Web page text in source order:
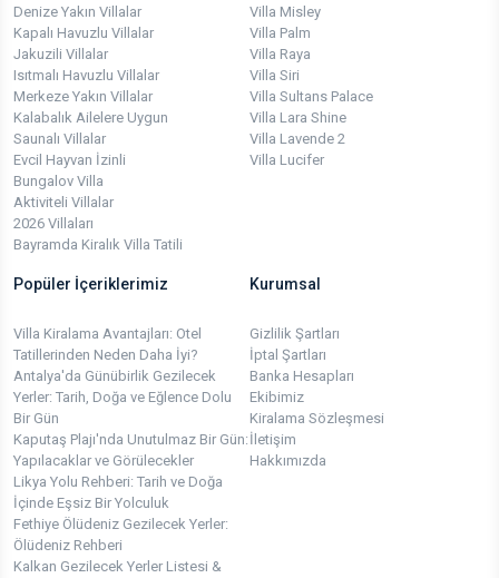
Denize Yakın Villalar
Kapalı Havuzlu Villalar
Jakuzili Villalar
Isıtmalı Havuzlu Villalar
Merkeze Yakın Villalar
Kalabalık Ailelere Uygun
Saunalı Villalar
Evcil Hayvan İzinli
Bungalov Villa
Aktiviteli Villalar
2026 Villaları
Bayramda Kiralık Villa Tatili
Villa Misley
Villa Palm
Villa Raya
Villa Siri
Villa Sultans Palace
Villa Lara Shine
Villa Lavende 2
Villa Lucifer
Popüler İçeriklerimiz
Villa Kiralama Avantajları: Otel
Tatillerinden Neden Daha İyi?
Antalya'da Günübirlik Gezilecek
Yerler: Tarih, Doğa ve Eğlence Dolu
Bir Gün
Kaputaş Plajı'nda Unutulmaz Bir Gün:
Yapılacaklar ve Görülecekler
Likya Yolu Rehberi: Tarih ve Doğa
İçinde Eşsiz Bir Yolculuk
Fethiye Ölüdeniz Gezilecek Yerler:
Ölüdeniz Rehberi
Kalkan Gezilecek Yerler Listesi &
Kurumsal
Gizlilik Şartları
İptal Şartları
Banka Hesapları
Ekibimiz
Kiralama Sözleşmesi
İletişim
Hakkımızda